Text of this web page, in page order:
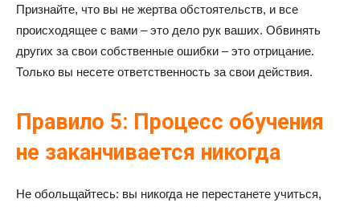
Признайте, что вы не жертва обстоятельств, и все
происходящее с вами – это дело рук ваших. Обвинять
других за свои собственные ошибки – это отрицание.
Только вы несете ответственность за свои действия.
Правило 5: Процесс обучения
не заканчивается никогда
Не обольщайтесь: вы никогда не перестанете учиться,